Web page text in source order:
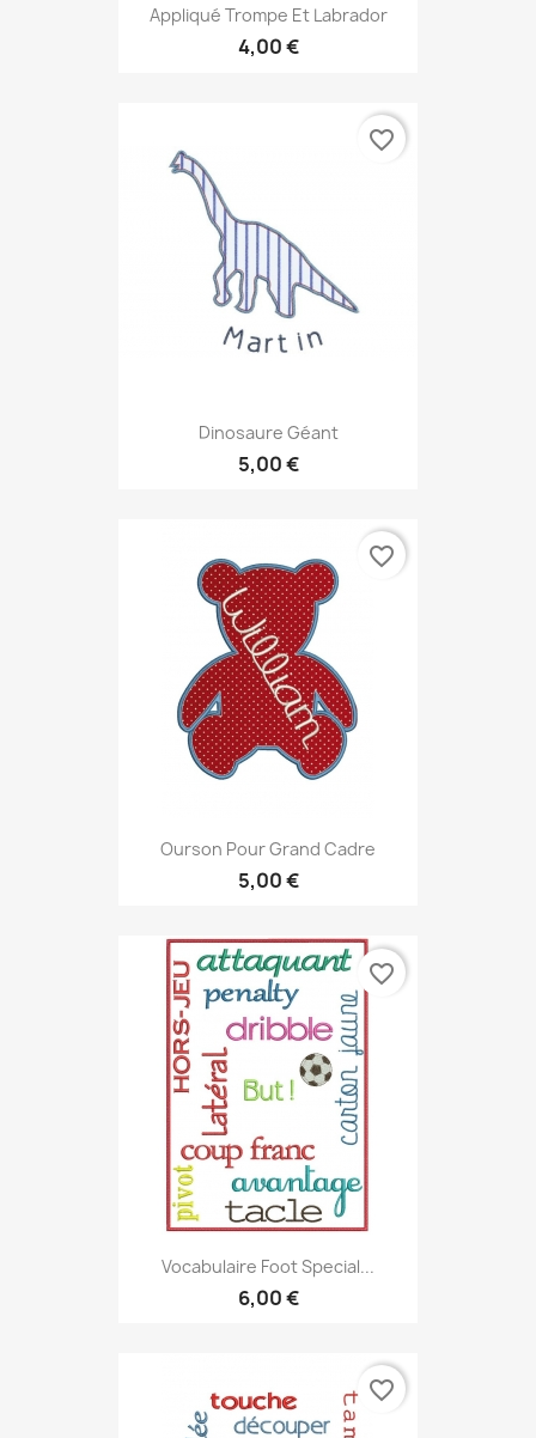
Appliqué Trompe Et Labrador
4,00 €
Dinosaure Géant
5,00 €
favorite_border
Ourson Pour Grand Cadre
5,00 €
favorite_border
Vocabulaire Foot Special...
6,00 €
favorite_border
favorite_border